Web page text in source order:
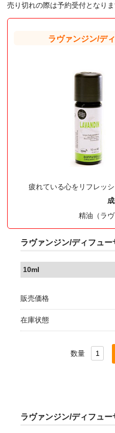
売り切れの際は予約受付となり
ラヴァンジン/デ
疲れている心をリフレッ
精油（ラヴ
ラヴァンジン/ディフュー
10ml
販売価格
在庫状態
数量
ラヴァンジン/ディフュー